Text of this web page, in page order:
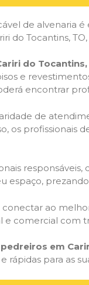
de alvenaria é
do Tocantins,
do Tocantins,
e
encontrar
de
os
espaço,
ao
e comercial com
pedreiros em
rápidas para as